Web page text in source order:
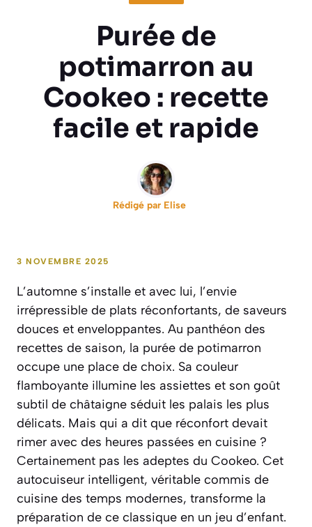
Purée de
potimarron au
Cookeo : recette
facile et rapide
Rédigé par Elise
3 NOVEMBRE 2025
L’automne s’installe et avec lui, l’envie
irrépressible de plats réconfortants, de saveurs
douces et enveloppantes. Au panthéon des
recettes de saison, la purée de potimarron
occupe une place de choix. Sa couleur
flamboyante illumine les assiettes et son goût
subtil de châtaigne séduit les palais les plus
délicats. Mais qui a dit que réconfort devait
rimer avec des heures passées en cuisine ?
Certainement pas les adeptes du Cookeo. Cet
autocuiseur intelligent, véritable commis de
cuisine des temps modernes, transforme la
préparation de ce classique en un jeu d’enfant.